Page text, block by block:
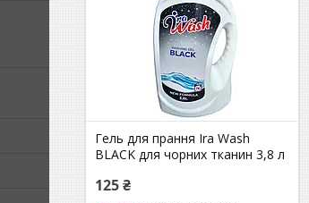
Гель для прання Ira Wash
BLACK для чорних тканин 3,8 л
125 ₴